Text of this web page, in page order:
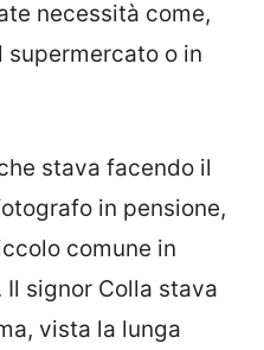
necessità come,
supermercato o in
stava facendo il
in pensione,
comune in
signor Colla stava
vista la lunga